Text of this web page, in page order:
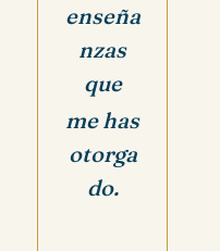
enseña
nzas
que
me has
otorga
do.